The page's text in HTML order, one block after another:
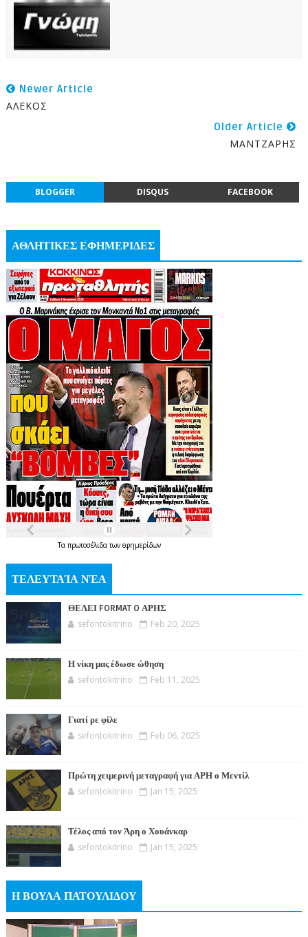
Newer Article
ΑΛΕΚΟΣ
Older Article
ΜΑΝΤΖΑΡΗΣ
BLOGGER DISQUS FACEBOOK
ΑΘΛΗΤΙΚΕΣ ΕΦΗΜΕΡΙΔΕΣ
Τα πρωτοσέλιδατων εφημερίδων
ΤΕΛΕΥΤΑΊΑ ΝΈΑ
ΘΕΛΕΙ FORMAT O ΑΡΗΣ
sefontokitrino Feb 20, 2025
Η νίκη μας έδωσε ώθηση
sefontokitrino Feb 11, 2025
Γιατί ρε φίλε
sefontokitrino Feb 06, 2025
Πρώτη χειμερινή μεταγραφή για ΑΡΗ ο Μεντίλ
sefontokitrino Jan 15, 2025
Τέλος από τον Άρη ο Χουάνκαρ
sefontokitrino Jan 15, 2025
Η ΒΟΥΛΑ ΠΑΤΟΥΛΙΔΟΥ